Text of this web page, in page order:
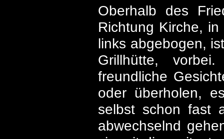
Oberhalb des
Richtung Kirche,
links abgebogen,
Grillhütte,
freundliche
oder überholen,
selbst schon fast
abwechselnd